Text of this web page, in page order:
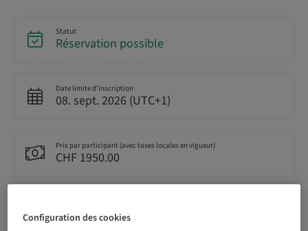
Statut
Réservation possible
Date limite d’inscription
08. sept. 2026 (UTC+1)
Prix par participant (avec taxes locales en vigueur)
CHF 1950.00
Allemand
Configuration des cookies